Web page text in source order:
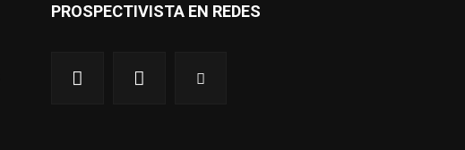
PROSPECTIVISTA EN REDES